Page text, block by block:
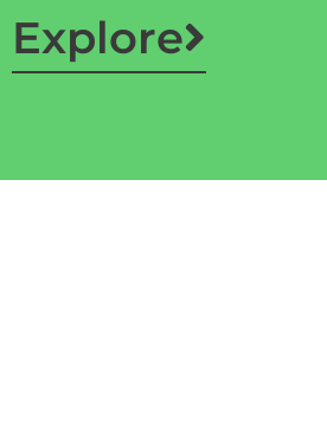
Explore